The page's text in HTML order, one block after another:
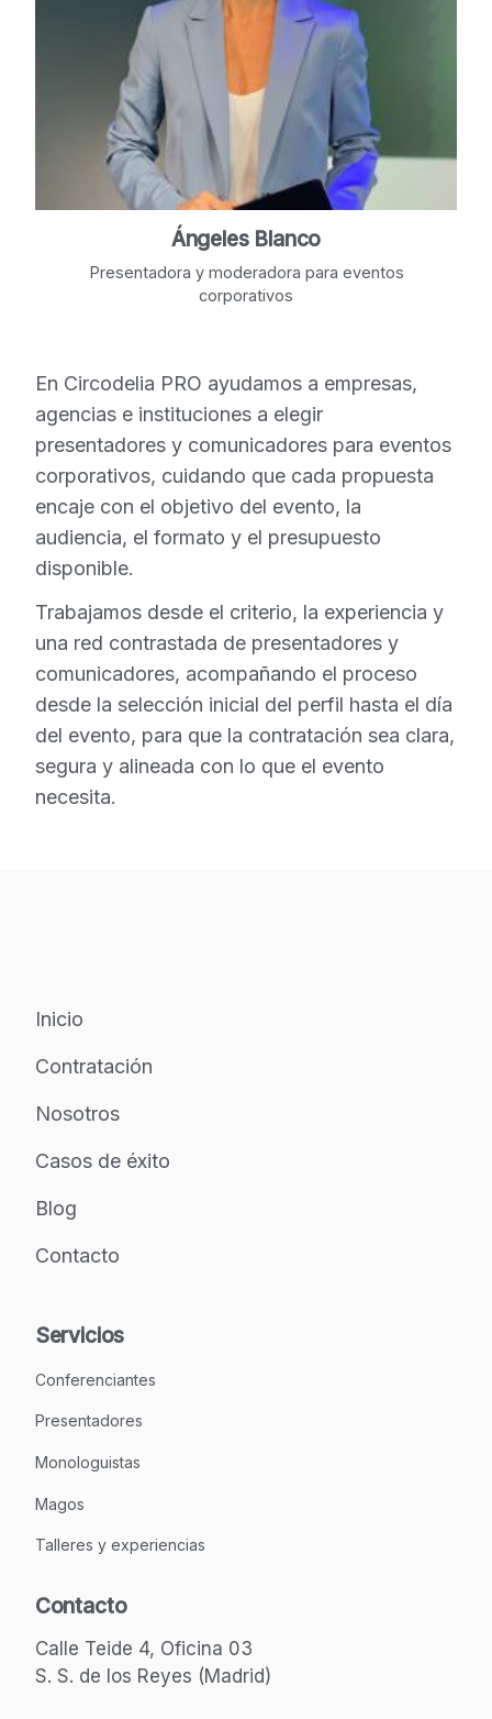
Ángeles Blanco
Presentadora y moderadora para eventos
corporativos
En Circodelia PRO ayudamos a empresas,
agencias e instituciones a elegir
presentadores y comunicadores para eventos
corporativos, cuidando que cada propuesta
encaje con el objetivo del evento, la
audiencia, el formato y el presupuesto
disponible.
Trabajamos desde el criterio, la experiencia y
una red contrastada de presentadores y
comunicadores, acompañando el proceso
desde la selección inicial del perfil hasta el día
del evento, para que la contratación sea clara,
segura y alineada con lo que el evento
necesita.
Inicio
Contratación
Nosotros
Casos de éxito
Blog
Contacto
Servicios
Conferenciantes
Presentadores
Monologuistas
Magos
Talleres y experiencias
Contacto
Calle Teide 4, Oficina 03
S. S. de los Reyes (Madrid)